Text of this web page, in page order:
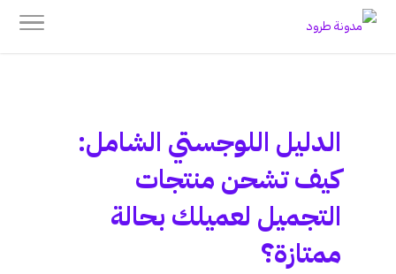
الدليل اللوجستي الشامل:
كيف تشحن منتجات
التجميل لعميلك بحالة
ممتازة؟